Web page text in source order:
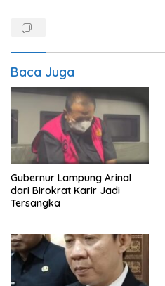
Baca Juga
Gubernur Lampung Arinal
dari Birokrat Karir Jadi
Tersangka